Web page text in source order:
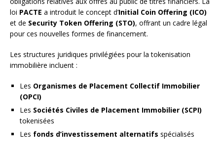
loi PACTE a introduit le concept d’Initial Coin Offering (ICO)
et de Security Token Offering (STO), offrant un cadre légal
pour ces nouvelles formes de financement.
Les structures juridiques privilégiées pour la tokenisation
immobilière incluent :
Les Organismes de Placement Collectif Immobilier
(OPCI)
Les Sociétés Civiles de Placement Immobilier (SCPI)
tokenisées
Les fonds d’investissement alternatifs spécialisés